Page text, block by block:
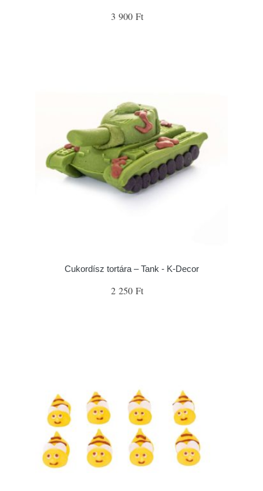
3 900 Ft
Cukordísz tortára – Tank - K-Decor
2 250 Ft